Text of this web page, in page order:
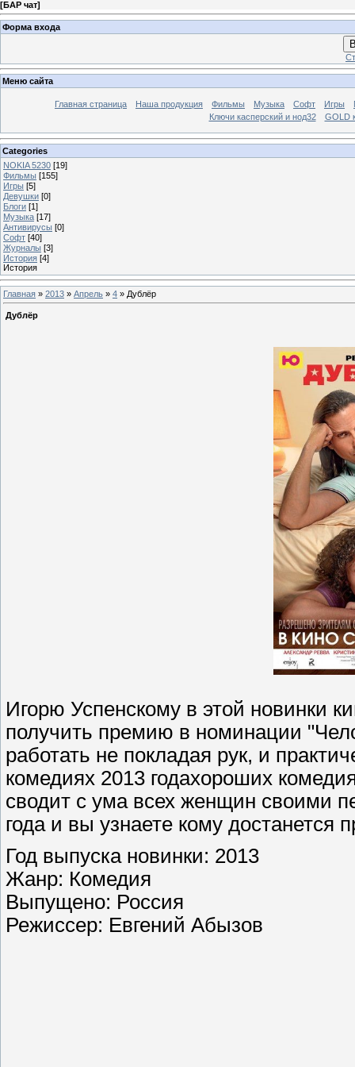
[БАР чат]
Форма входа
Меню сайта
Главная страница Наша продукция Фильмы Музыка Софт Игры
Ключи касперский и нод32
GOLD
Categories
NOKIA 5230 [19]
Фильмы [155]
Игры [5]
Девушки [0]
Блоги [1]
Музыка [17]
Антивирусы [0]
Софт [40]
Журналы [3]
История [4]
История
Главная » 2013 » Апрель » 4 » Дублёр
Дублёр
Игорю Успенскому в этой новинки
получить премию в номинации
работать не покладая рук, и
комедиях 2013 годахороших
сводит с ума всех женщин своими
года и вы узнаете кому достанется
Год выпуска новинки: 2013
Жанр: Комедия
Выпущено: Россия
Режиссер: Евгений Абызов